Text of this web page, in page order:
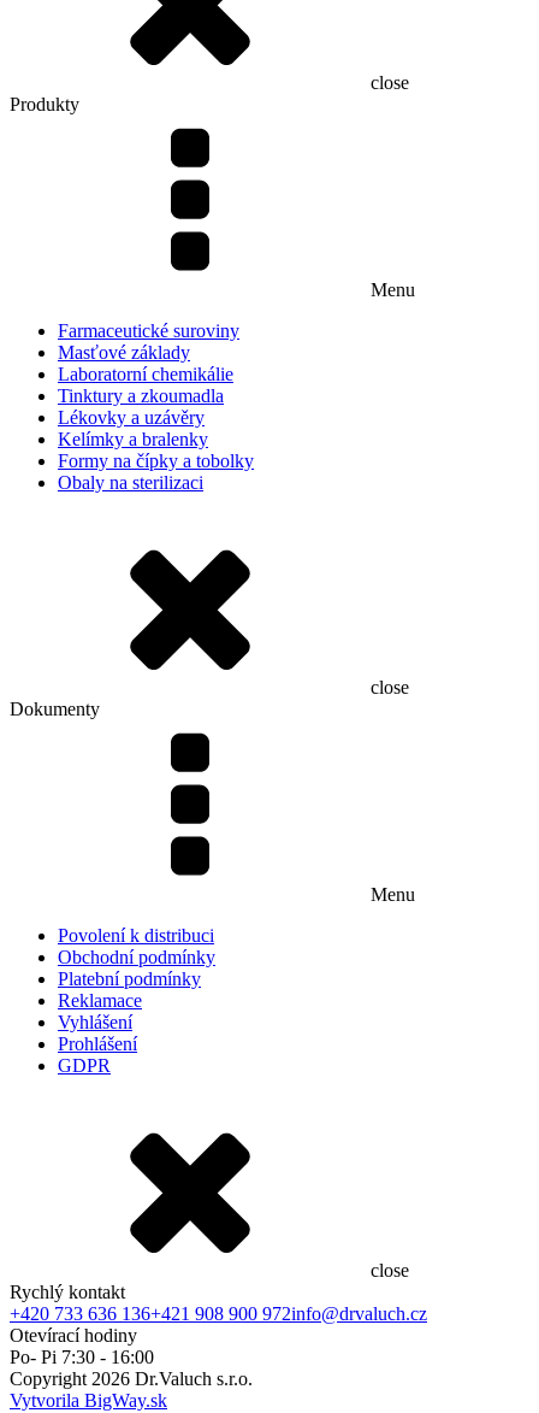
close
Produkty
Menu
Farmaceutické suroviny
Masťové základy
Laboratorní chemikálie
Tinktury a zkoumadla
Lékovky a uzávěry
Kelímky a bralenky
Formy na čípky a tobolky
Obaly na sterilizaci
close
Dokumenty
Menu
Povolení k distribuci
Obchodní podmínky
Platební podmínky
Reklamace
Vyhlášení
Prohlášení
GDPR
close
Rychlý kontakt
+420 733 636 136+421 908 900 972info@drvaluch.cz
Otevírací hodiny
Po- Pi 7:30 - 16:00
Copyright 2026 Dr.Valuch s.r.o.
Vytvorila BigWay.sk